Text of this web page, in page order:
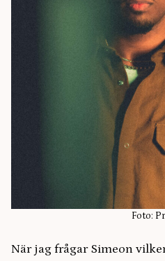
Foto:
När jag frågar Simeon